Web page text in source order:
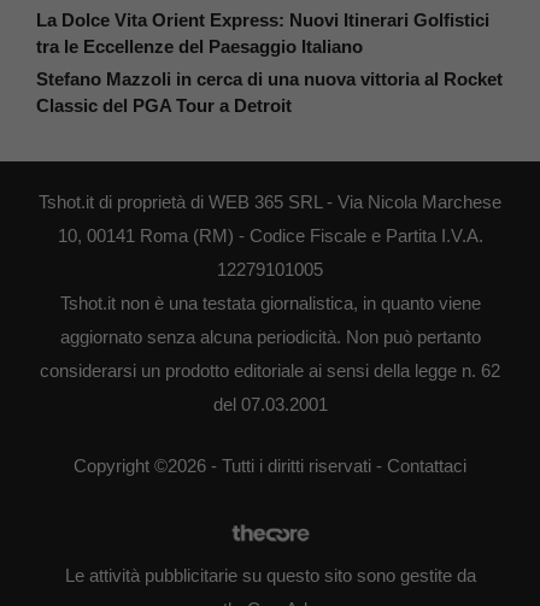
La Dolce Vita Orient Express: Nuovi Itinerari Golfistici
tra le Eccellenze del Paesaggio Italiano
Stefano Mazzoli in cerca di una nuova vittoria al Rocket
Classic del PGA Tour a Detroit
Tshot.it di proprietà di WEB 365 SRL - Via Nicola Marchese
10, 00141 Roma (RM) - Codice Fiscale e Partita I.V.A.
12279101005
Tshot.it non è una testata giornalistica, in quanto viene
aggiornato senza alcuna periodicità. Non può pertanto
considerarsi un prodotto editoriale ai sensi della legge n. 62
del 07.03.2001
Copyright ©2026 - Tutti i diritti riservati - Contattaci
Le attività pubblicitarie su questo sito sono gestite da